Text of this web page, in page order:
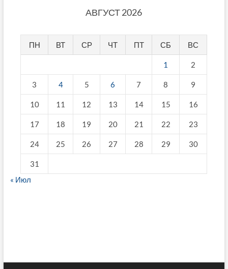
АВГУСТ 2026
ПН ВТ СР ЧТ ПТ СБ ВС
1 2
3 4 5 6 7 8 9
10 11 12 13 14 15 16
17 18 19 20 21 22 23
24 25 26 27 28 29 30
31
« Июл